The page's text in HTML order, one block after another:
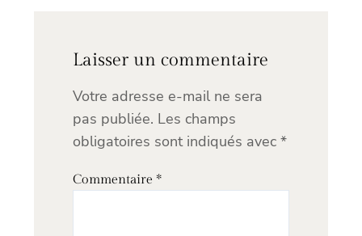
Laisser un commentaire
Votre adresse e-mail ne sera
pas publiée. Les champs
obligatoires sont indiqués avec *
Commentaire *